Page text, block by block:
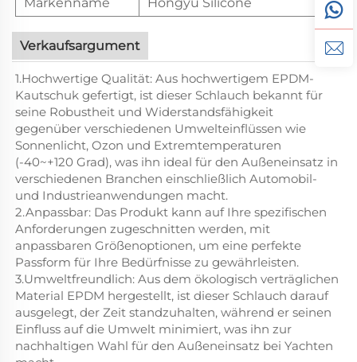
Markenname Hongyu Silicone
Verkaufsargument
1.Hochwertige Qualität: Aus hochwertigem EPDM-
Kautschuk gefertigt, ist dieser Schlauch bekannt für
seine Robustheit und Widerstandsfähigkeit
gegenüber verschiedenen Umwelteinflüssen wie
Sonnenlicht, Ozon und Extremtemperaturen
(-40~+120 Grad), was ihn ideal für den Außeneinsatz in
verschiedenen Branchen einschließlich Automobil-
und Industrieanwendungen macht.
2.Anpassbar: Das Produkt kann auf Ihre spezifischen
Anforderungen zugeschnitten werden, mit
anpassbaren Größenoptionen, um eine perfekte
Passform für Ihre Bedürfnisse zu gewährleisten.
3.Umweltfreundlich: Aus dem ökologisch verträglichen
Material EPDM hergestellt, ist dieser Schlauch darauf
ausgelegt, der Zeit standzuhalten, während er seinen
Einfluss auf die Umwelt minimiert, was ihn zur
nachhaltigen Wahl für den Außeneinsatz bei Yachten